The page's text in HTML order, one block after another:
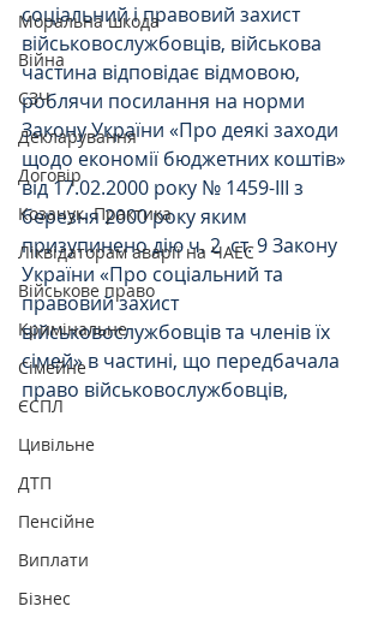
Моральна шкода
Війна
СЗЧ
Декларування
Договір
Козачук. Практика
Ліквідаторам аварії на ЧАЕС
Військове право
Кримінальне
Сімейне
ЄСПЛ
Цивільне
ДТП
Пенсійне
Виплати
Бізнес
соціальний і правовий захист
військовослужбовців, військова
частина відповідає відмовою,
роблячи посилання на норми
Закону України «Про деякі заходи
щодо економії бюджетних коштів»
від 17.02.2000 року № 1459-ІІІ з
березня 2000 року яким
призупинено дію ч. 2  ст. 9 Закону
України «Про соціальний та
правовий захист
військовослужбовців та членів їх
сімей» в частині, що передбачала
право військовослужбовців,